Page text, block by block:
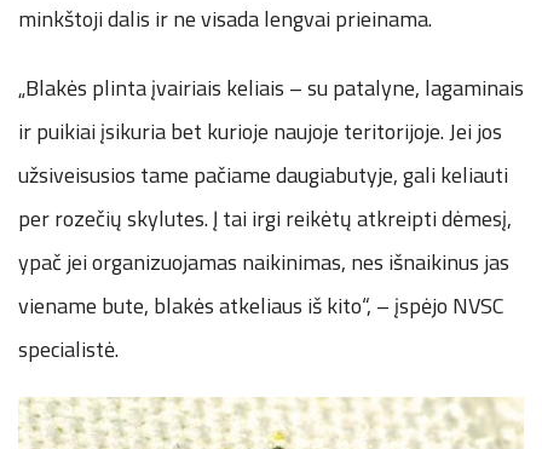
minkštoji dalis ir ne visada lengvai prieinama.
„Blakės plinta įvairiais keliais – su patalyne, lagaminais
ir puikiai įsikuria bet kurioje naujoje teritorijoje. Jei jos
užsiveisusios tame pačiame daugiabutyje, gali keliauti
per rozečių skylutes. Į tai irgi reikėtų atkreipti dėmesį,
ypač jei organizuojamas naikinimas, nes išnaikinus jas
viename bute, blakės atkeliaus iš kito“, – įspėjo NVSC
specialistė.